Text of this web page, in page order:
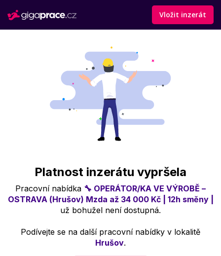
Vložit inzerát
Platnost inzerátu vypršela
Pracovní nabídka 🔧 OPERÁTOR/KA VE VÝROBĚ –
OSTRAVA (Hrušov) Mzda až 34 000 Kč | 12h směny |
už bohužel není dostupná.
Podívejte se na další pracovní nabídky v lokalitě
Hrušov.